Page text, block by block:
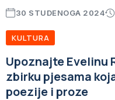
30 STUDENOGA 2024
KULTURA
Upoznajte Evelinu
zbirku pjesama
poezije i proze